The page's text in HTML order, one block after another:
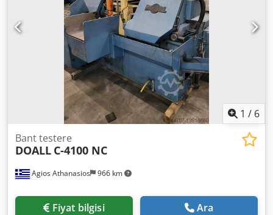
1 / 6
Agios Athanasios 966 km
Bant testere
DOALL C-4100 NC
Fiyat bilgisi Ara